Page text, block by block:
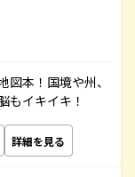
本！国境や州、
もイキイキ！
詳細を見る